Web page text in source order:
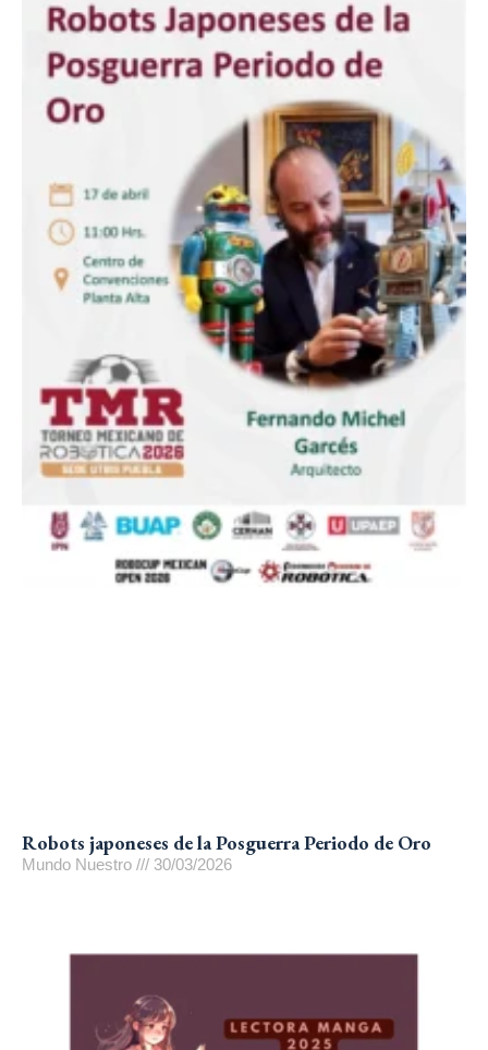
Robots japoneses de la Posguerra Periodo de Oro
Mundo Nuestro 30/03/2026